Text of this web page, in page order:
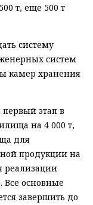
т, еще 500 т
систему
систем
камер хранения
первый этап в
на 4 000 т,
для
продукции на
реализации
Все основные
завершить до